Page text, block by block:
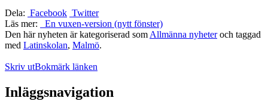
Dela: Facebook Twitter
Läs mer:
En vuxen-version (nytt fönster)
Den här nyheten är kategoriserad som Allmänna nyheteroch taggad
med Latinskolan, Malmö.
Skriv utBokmärk länken
Inläggsnavigation